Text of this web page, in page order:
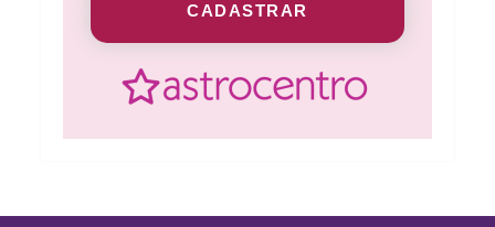
CADASTRAR